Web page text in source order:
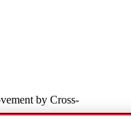
by Cross-